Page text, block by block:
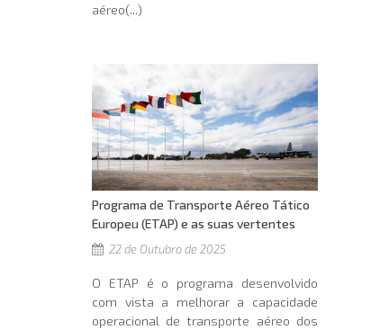
aéreo(...)
Programa de Transporte Aéreo Tático
Europeu (ETAP) e as suas vertentes
22 de Outubro de 2025
O ETAP é o programa desenvolvido
com vista a melhorar a capacidade
operacional de transporte aéreo dos